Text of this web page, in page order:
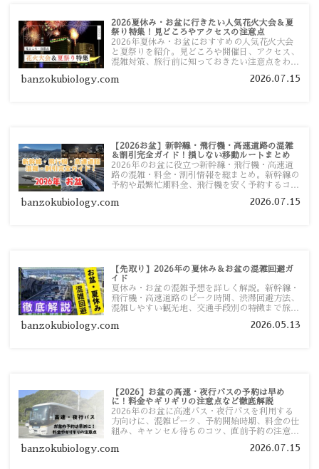
2026夏休み・お盆に行きたい人気花火大会＆夏
祭り特集！見どころやアクセスの注意点
2026年夏休み・お盆におすすめの人気花火大会
と夏祭りを紹介。見どころや開催日、アクセス、
混雑対策、旅行前に知っておきたい注意点をわか
banzokubiology.com 2026.07.15
【2026お盆】新幹線・飛行機・高速道路の混雑
＆割引完全ガイド！損しない移動ルートまとめ
2026年のお盆に役立つ新幹線・飛行機・高速道
路の混雑・料金・割引情報を総まとめ。新幹線の
予約や最繁忙期料金、飛行機を安く予約するコ
い移動方法を分かりやすく解説します。
banzokubiology.com 2026.07.15
【先取り】2026年の夏休み＆お盆の混雑回避ガ
イド
夏休み・お盆の混雑予想を詳しく解説。新幹線・
飛行機・高速道路のピーク時間、渋滞回避方法、
混雑しやすい観光地、交通手段別の特徴まで旅行
banzokubiology.com 2026.05.13
【2026】お盆の高速・夜行バスの予約は早め
に！料金やギリギリの注意点など徹底解説
2026年のお盆に高速バス・夜行バスを利用する
方向けに、混雑ピーク、予約開始時期、料金の仕
組み、キャンセル待ちのコツ、直前予約の注意点
banzokubiology.com 2026.07.15